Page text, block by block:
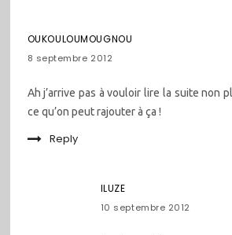
OUKOULOUMOUGNOU
8 septembre 2012
Ah j’arrive pas à vouloir lire la suite non
ce qu’on peut rajouter à ça !
Reply
ILUZE
10 septembre 2012